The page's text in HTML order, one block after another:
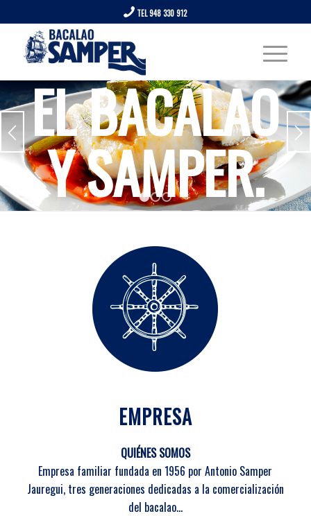
TEL 948 330 912
EL BACALAO
Y SAMPER.
UNA RECETA
DE
EXCELENCIA
DESDE 1956.
1 2 3
EMPRESA
QUIÉNES SOMOS
Empresa familiar fundada en 1956 por Antonio Samper
Jauregui, tres generaciones dedicadas a la comercialización
del bacalao…